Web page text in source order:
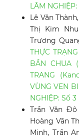
LÂM
Lê Văn
Thị Kim
Trương
THỰC
BẦN CHUA
TRANG
VÙNG VEN
NGHIỆP: Số 3
Trần Văn Đô
Hoàng Văn
Minh, Trần